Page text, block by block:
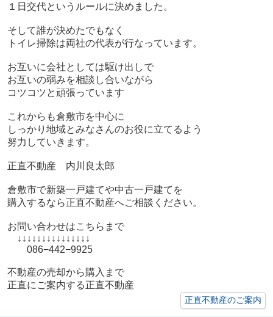
１日交代というルールに決めました。
そして誰が決めたでもなく
トイレ掃除は両社の代表が行なっています。
お互いに会社としては駆け出しで
お互いの弱みを相談し合いながら
コツコツと頑張っています
これからも倉敷市を中心に
しっかり地域とみなさんのお役に立てるよう
努力していきます。
正直不動産 内川良太郎
倉敷市で新築一戸建てや中古一戸建てを
購入するなら正直不動産へご相談ください。
お問い合わせはこちらまで
↓↓↓↓↓↓↓↓↓↓↓↓↓↓↓
086−442−9925
不動産の売却から購入まで
正直にご案内する正直不動産
正直不動産のご案内